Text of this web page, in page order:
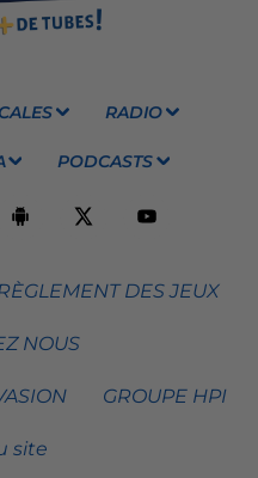
RADIO
PODCASTS
DES JEUX
NOUS
GROUPE HPI
site